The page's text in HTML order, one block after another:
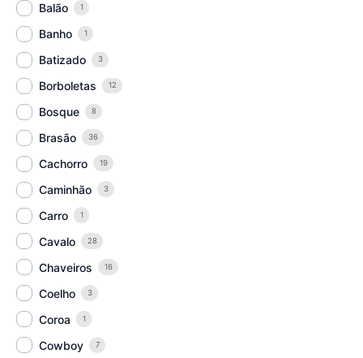
Balão 1
Banho 1
Batizado 3
Borboletas 12
Bosque 8
Brasão 36
Cachorro 19
Caminhão 3
Carro 1
Cavalo 28
Chaveiros 16
Coelho 3
Coroa 1
Cowboy 7